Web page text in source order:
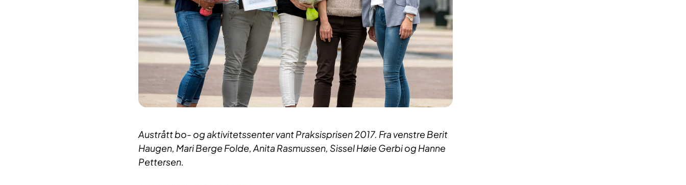
Austrått bo- og aktivitetssenter vant Praksisprisen 2017. Fra venstre Berit
Haugen, Mari Berge Folde, Anita Rasmussen, Sissel Høie Gerbi og Hanne
Pettersen.